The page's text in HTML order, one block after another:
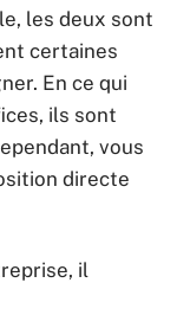
les deux sont
certaines
En ce qui
ils sont
vous
directe
il